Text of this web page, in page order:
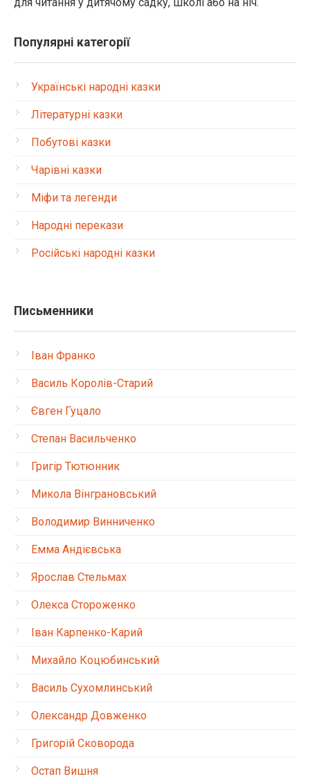
Популярні категорії
Українські народні казки
Літературні казки
Побутові казки
Чарівні казки
Міфи та легенди
Народні перекази
Російські народні казки
Письменники
Іван Франко
Василь Королів-Старий
Євген Гуцало
Степан Васильченко
Григір Тютюнник
Микола Вінграновський
Володимир Винниченко
Емма Андієвська
Ярослав Стельмах
Олекса Стороженко
Іван Карпенко-Карий
Михайло Коцюбинський
Василь Сухомлинський
Олександр Довженко
Григорій Сковорода
Остап Вишня